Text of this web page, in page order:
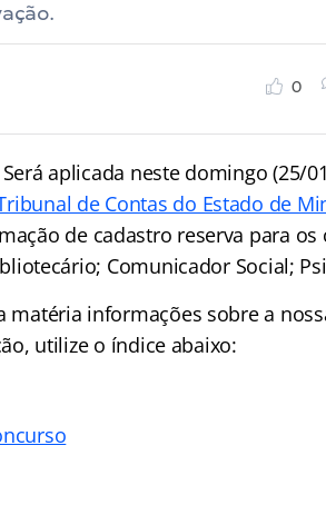
0
aplicada neste domingo (25/
de Contas do Estado de
de cadastro reserva para
Comunicador Social;
matéria informações sobre a
utilize o índice abaixo: